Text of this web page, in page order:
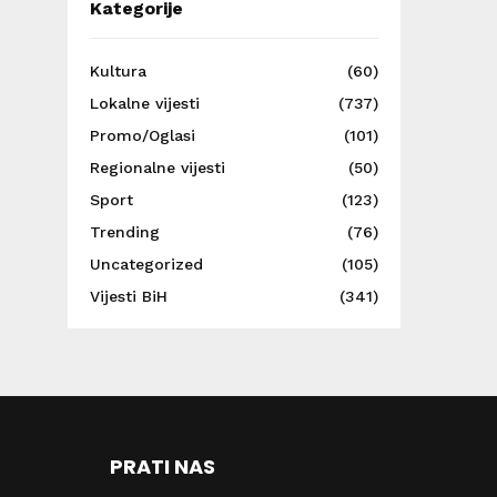
Kategorije
Kultura
(60)
Lokalne vijesti
(737)
Promo/Oglasi
(101)
Regionalne vijesti
(50)
Sport
(123)
Trending
(76)
Uncategorized
(105)
Vijesti BiH
(341)
PRATI NAS